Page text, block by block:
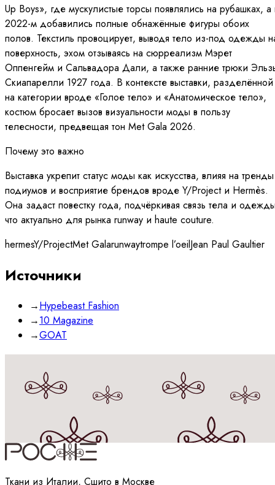
Up Boys», где мускулистые торсы появлялись на рубашках, а
2022-м добавились полные обнажённые фигуры обоих
полов. Текстиль провоцирует, выводя тело из-под одежды
поверхность, эхом отзываясь на сюрреализм Мэрет
Оппенгейм и Сальвадора Дали, а также ранние трюки
Скиапарелли 1927 года. В контексте выставки, разделённой
на категории вроде «Голое тело» и «Анатомическое тело»,
костюм бросает вызов визуальности моды в пользу
телесности, предвещая тон Met Gala 2026.
Почему это важно
Выставка укрепит статус моды как искусства, влияя на тренды
подиумов и восприятие брендов вроде Y/Project и Hermès.
Она задаст повестку года, подчёркивая связь тела и
что актуально для рынка runway и haute couture.
hermesY/ProjectMet Galarunwaytrompe l’oeilJean Paul Gaultier
Источники
→Hypebeast Fashion
→10 Magazine
→GOAT
Принимаюполитикуобработки данных
Ткани из Италии, Сшито в Москве